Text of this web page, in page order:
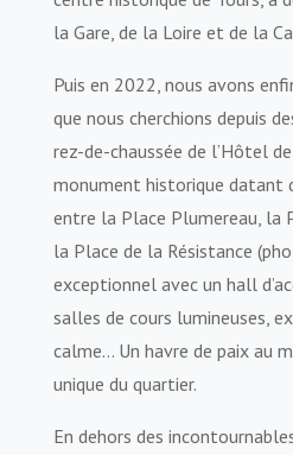
la Gare, de la Loire et de la
Puis en 2022, nous avons
que nous cherchions depuis
rez-de-chaussée de l’Hôtel
monument historique datant
entre la Place Plumereau, la
la Place de la Résistance
exceptionnel avec un hall
salles de cours lumineuses,
calme… Un havre de paix au
unique du quartier.
En dehors des